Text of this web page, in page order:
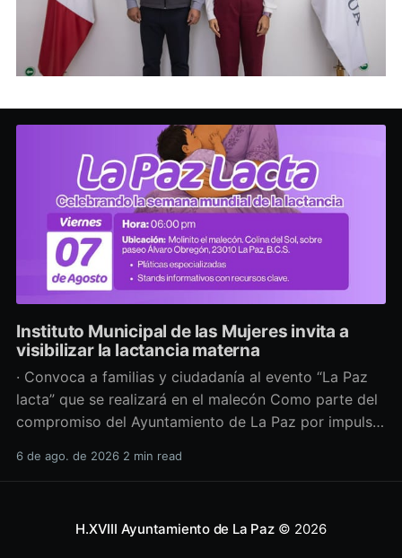
Instituto Municipal de las Mujeres invita a
visibilizar la lactancia materna
· Convoca a familias y ciudadanía al evento “La Paz
lacta” que se realizará en el malecón Como parte del
compromiso del Ayuntamiento de La Paz por impulsar
salud y los derechos de las mujeres, así como generar
6 de ago. de 2026 2 min read
H.XVIII Ayuntamiento de La Paz© 2026